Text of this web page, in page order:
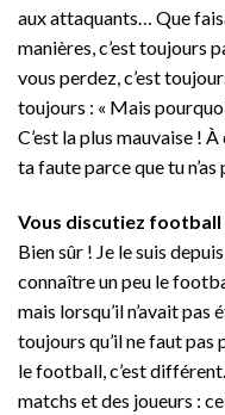
aux attaquants… Que
manières, c’est toujours
vous perdez, c’est
toujours : « Mais
C’est la plus mauvaise !
ta faute parce que tu
Vous discutiez football
Bien sûr ! Je le suis
connaître un peu le
mais lorsqu’il n’avait pas
toujours qu’il ne faut pas
le football, c’est
matchs et des joueurs :